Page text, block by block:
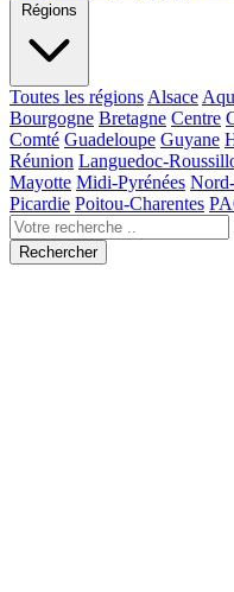
Régions
Toutes les régions Alsace
Bourgogne Bretagne Centre
Comté Guadeloupe Guyane
Réunion Languedoc-
Mayotte Midi-Pyrénées
Picardie Poitou-Charentes
Rechercher